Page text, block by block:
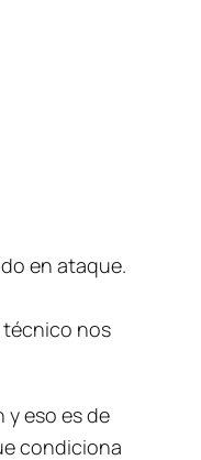
en ataque.
técnico nos
y eso es de
condiciona